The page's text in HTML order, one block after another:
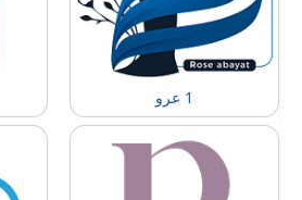
1 عرو